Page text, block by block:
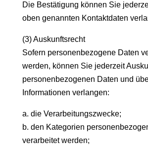
Die Bestätigung können Sie
oben genannten Kontaktdaten
(3) Auskunftsrecht
Sofern personenbezogene Daten
werden, können Sie jederzeit
personenbezogenen Daten und
Informationen verlangen:
a. die Verarbeitungszwecke;
b. den Kategorien
verarbeitet werden;